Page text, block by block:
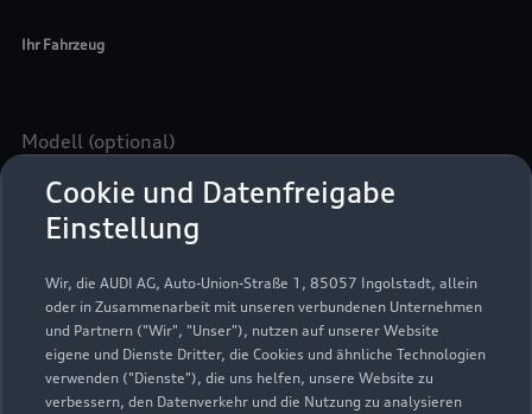
Cookie und Datenfreigabe
Einstellung
Wir, die AUDI AG, Auto-Union-Straße 1, 85057 Ingolstadt, allein
oder in Zusammenarbeit mit unseren verbundenen Unternehmen
und Partnern ("Wir", "Unser"), nutzen auf unserer Website
eigene und Dienste Dritter, die Cookies und ähnliche Technologien
verwenden ("Dienste"), die uns helfen, unsere Website zu
verbessern, den Datenverkehr und die Nutzung zu analysieren